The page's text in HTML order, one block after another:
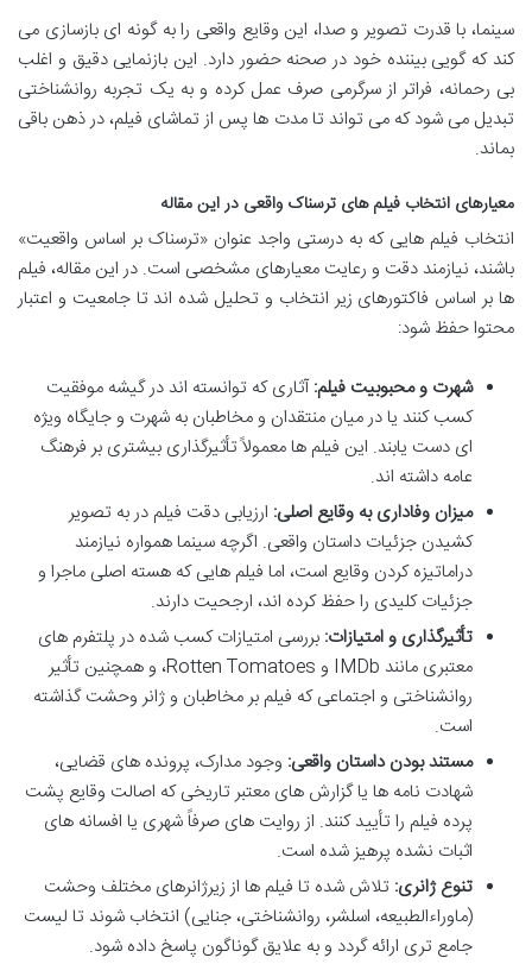
سینما، با قدرت تصویر و صدا، این وقایع واقعی را به گونه ای بازسازی می
کند که گویی بیننده خود در صحنه حضور دارد. این بازنمایی دقیق و اغلب
بی رحمانه، فراتر از سرگرمی صرف عمل کرده و به یک تجربه روانشناختی
تبدیل می شود که می تواند تا مدت ها پس از تماشای فیلم، در ذهن باقی
بماند.
معیارهای انتخاب فیلم های ترسناک واقعی در این مقاله
انتخاب فیلم هایی که به درستی واجد عنوان «ترسناک بر اساس واقعیت»
باشند، نیازمند دقت و رعایت معیارهای مشخصی است. در این مقاله، فیلم
ها بر اساس فاکتورهای زیر انتخاب و تحلیل شده اند تا جامعیت و اعتبار
محتوا حفظ شود:
شهرت و محبوبیت فیلم:آثاری که توانسته اند در گیشه موفقیت
کسب کنند یا در میان منتقدان و مخاطبان به شهرت و جایگاه ویژه
ای دست یابند. این فیلم ها معمولاً تأثیرگذاری بیشتری بر فرهنگ
عامه داشته اند.
میزان وفاداری به وقایع اصلی: ارزیابی دقت فیلم در به تصویر
کشیدن جزئیات داستان واقعی. اگرچه سینما همواره نیازمند
دراماتیزه کردن وقایع است، اما فیلم هایی که هسته اصلی ماجرا و
جزئیات کلیدی را حفظ کرده اند، ارجحیت دارند.
تأثیرگذاری و امتیازات: بررسی امتیازات کسب شده در پلتفرم های
معتبری مانند IMDb و Rotten Tomatoes، و همچنین تأثیر
روانشناختی و اجتماعی که فیلم بر مخاطبان و ژانر وحشت گذاشته
است.
مستند بودن داستان واقعی: وجود مدارک، پرونده های قضایی،
شهادت نامه ها یا گزارش های معتبر تاریخی که اصالت وقایع پشت
پرده فیلم را تأیید کنند. از روایت های صرفاً شهری یا افسانه های
اثبات نشده پرهیز شده است.
تنوع ژانری: تلاش شده تا فیلم ها از زیرژانرهای مختلف وحشت
(ماوراءالطبیعه، اسلشر، روانشناختی، جنایی) انتخاب شوند تا لیست
جامع تری ارائه گردد و به علایق گوناگون پاسخ داده شود.